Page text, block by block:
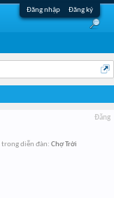
Đăng nhập Đăng ký
Đăng
trong diễn đàn: Chợ Trời